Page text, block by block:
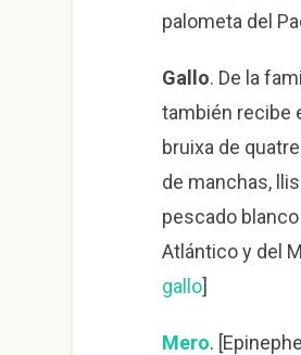
palometa del
Gallo. De la
también recibe
bruixa de
de manchas,
pescado
Atlántico y del
gallo]
Mero.